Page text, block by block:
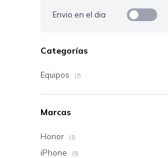
Envio en el dia
Categorías
Equipos (7)
Marcas
Honor (1)
iPhone (5)